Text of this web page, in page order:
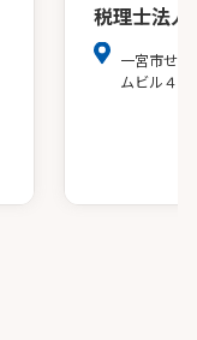
税理士法人
一宮市せ
ムビル４階